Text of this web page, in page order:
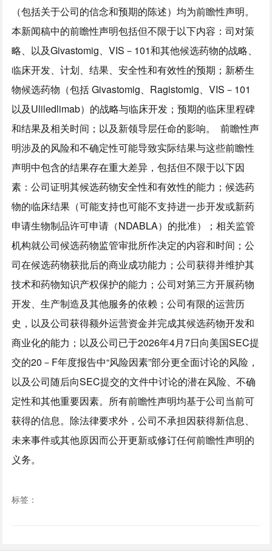
（包括关于公司的信念和预期的陈述）均为前瞻性声明。
本新闻稿中的前瞻性声明包括但不限于以下内容：司对策
略、以及Givastomig、VIS－101和其他候选药物的战略、
临床开发、计划、结果、安全性和有效性的预期；新桥生
物候选药物（包括 Givastomig、Ragistomig、VIS－101
以及Uliledlimab）的战略与临床开发；预期的临床里程碑
和结果及相关时间；以及新领导层任命的影响。 前瞻性声
明涉及的风险和不确定性可能导致实际结果与这些前瞻性
声明中包含的结果存在重大差异，包括但不限于以下因
素：公司证明其候选药物安全性和有效性的能力；候选药
物的临床结果（可能支持也可能不支持进一步开发或新药
申请生物制品许可申请（NDABLA）的批准）；相关监管
机构就公司候选药物监管审批所作决定的内容和时间；公
司在候选药物获批后的商业成功能力；公司获得并维护其
技术和药物知识产权保护的能力；公司对第三方开展药物
开发、生产制造及其他服务的依赖；公司有限的运营历
史，以及公司获得额外运营资金并完成其候选药物开发和
商业化的能力；以及公司已于2026年4月7日向美国SEC提
交的20－F年度报告中“风险因素”部分更全面讨论的风险，
以及公司随后向SEC提交的文件中讨论的潜在风险、不确
定性和其他重要因素。所有前瞻性声明均基于公司当前可
获得的信息。除法律要求外，公司不承担因获得新信息、
未来事件或其他原因而公开更新或修订任何前瞻性声明的
义务。
标签：